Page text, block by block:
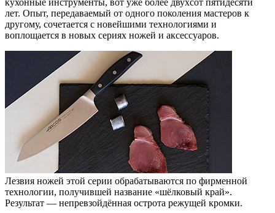
лет. Опыт, передаваемый от одного поколения мастеров к
другому, сочетается с новейшими технологиями и
воплощается в новых сериях ножей и аксессуаров.
Лезвия ножей этой серии обрабатываются по фирменной
технологии, получившей название «шёлковый край».
Результат — непревзойдённая острота режущей кромки.